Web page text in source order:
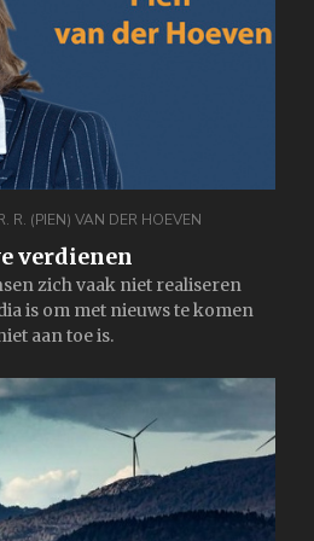
R. (PIEN) VAN DER HOEVEN
verdienen
zich vaak niet realiseren
is om met nieuws te komen
aan toe is.